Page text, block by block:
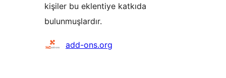
kişiler bu eklentiye katkıda
bulunmuşlardır.
Katkıdaadd-ons.org